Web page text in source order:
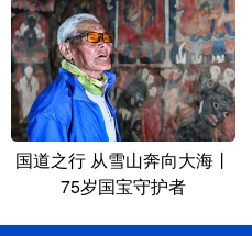
国道之行 从雪山奔向大海丨
75岁国宝守护者